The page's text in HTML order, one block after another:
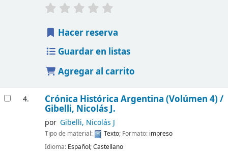
Hacer reserva
Guardar en listas
Agregar al carrito
4. Crónica Histórica Argentina (Volúmen 4) /
Gibelli, Nicolás J.
por Gibelli, Nicolás J
Tipo de material: Texto; Formato: impreso
Idioma: Español; Castellano